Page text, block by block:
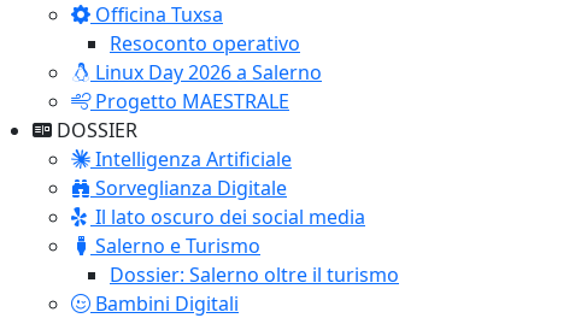
Officina Tuxsa
Resoconto operativo
Linux Day 2026 a Salerno
Progetto MAESTRALE
DOSSIER
Intelligenza Artificiale
Sorveglianza Digitale
Il lato oscuro dei social media
Salerno e Turismo
Dossier: Salerno oltre il turismo
Bambini Digitali